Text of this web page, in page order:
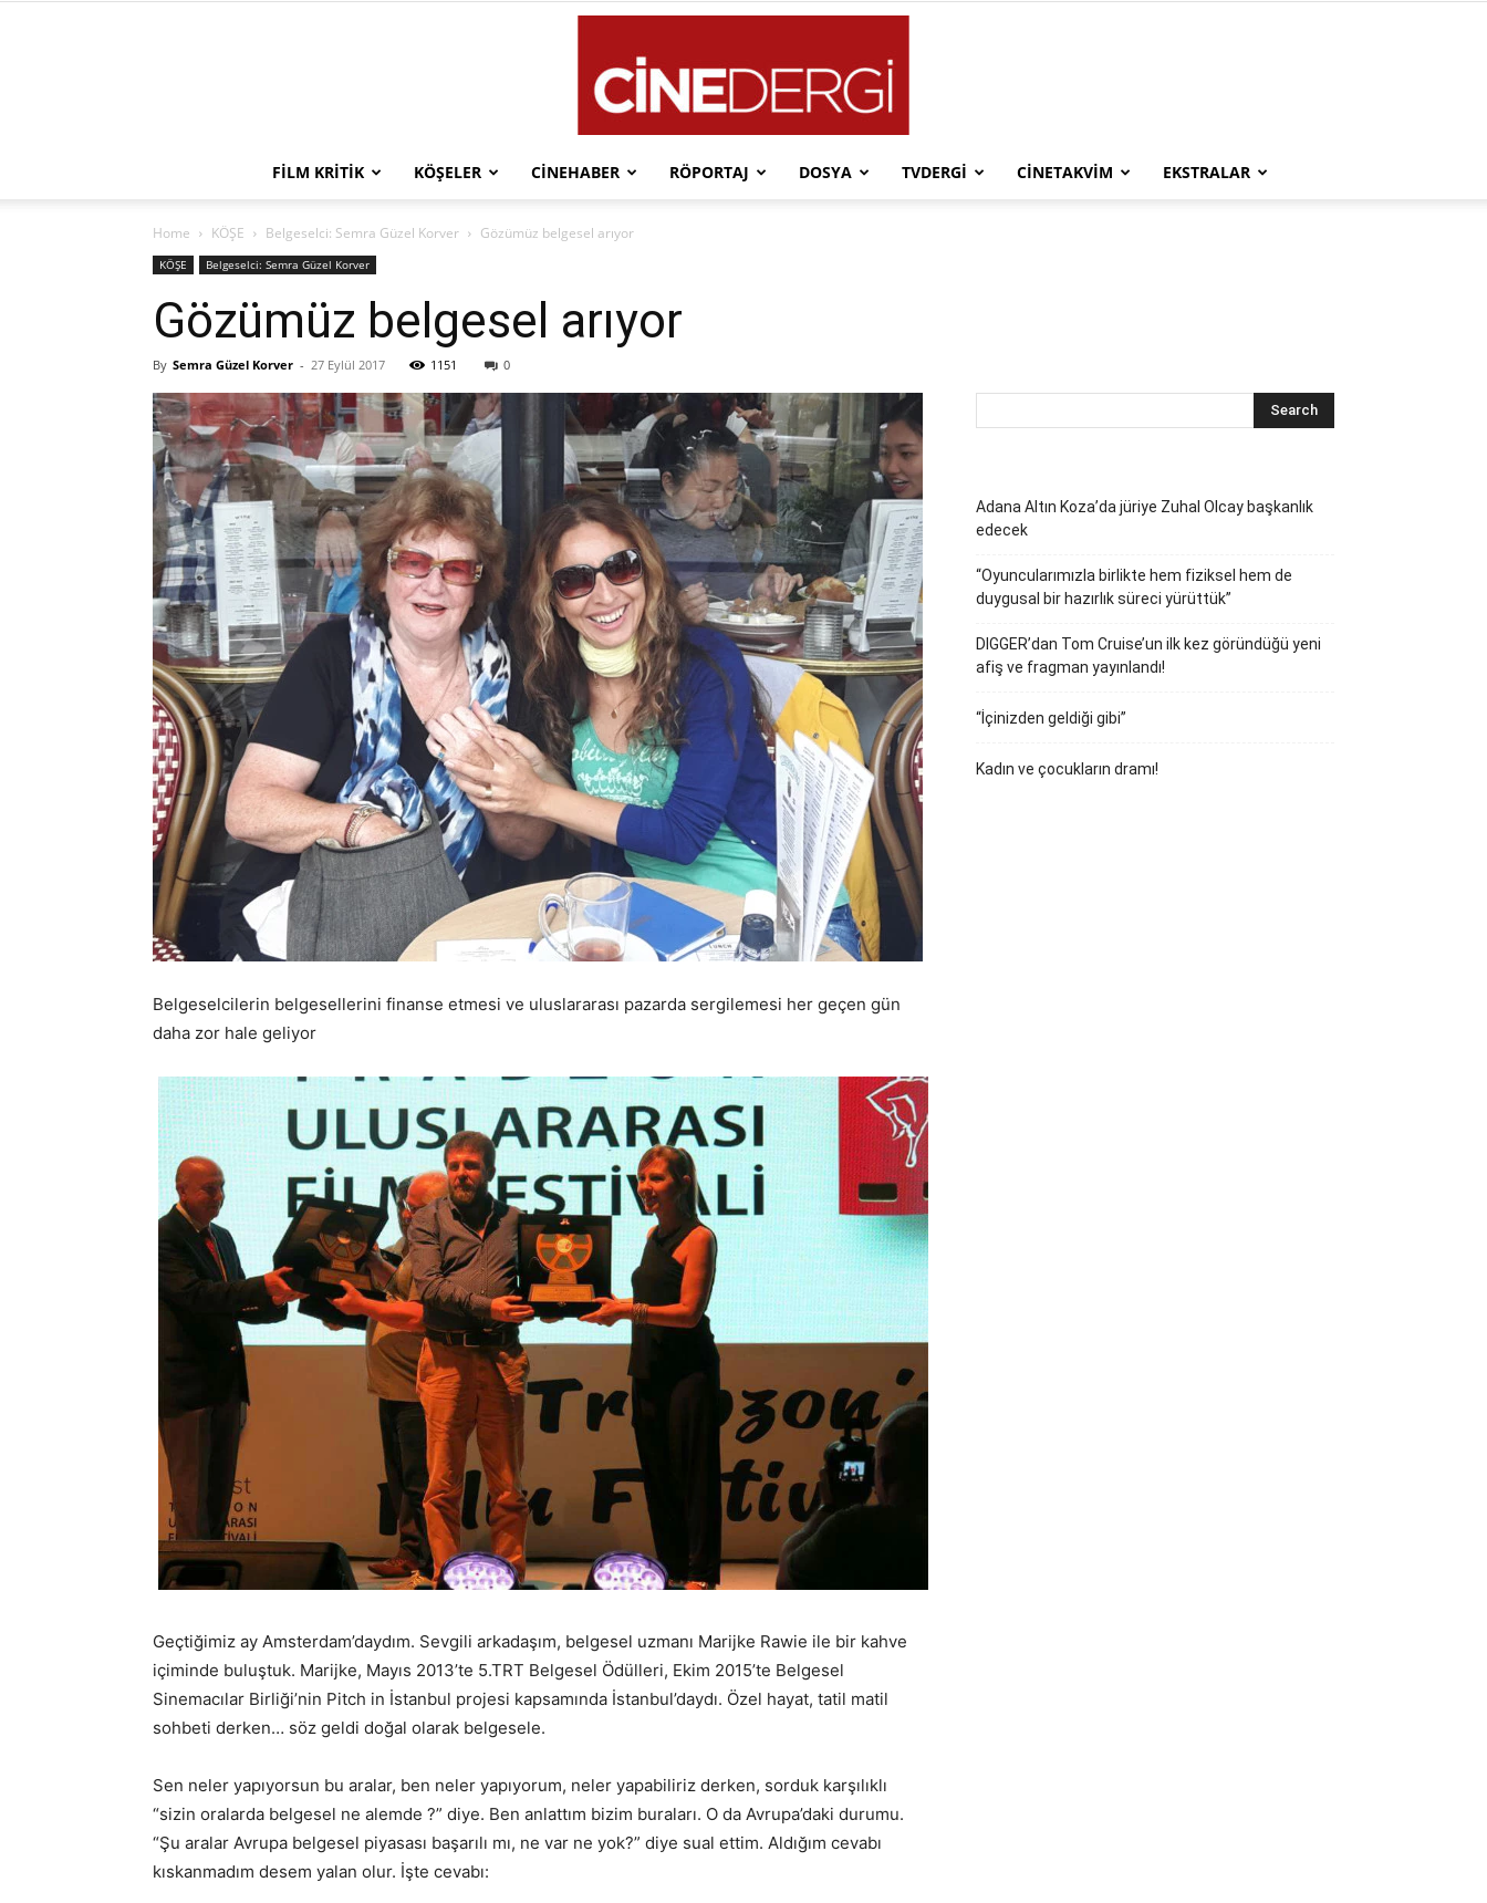
FILM KRITIK KÖŞELER CINEHABER RÖPORTAJ DOSYA TVDERGI CINETAKVIM EKSTRALAR
Home KÖŞE Belgeselci: Semra Güzel Korver Gözümüz belgesel arıyor
KÖŞE Belgeselci: Semra Güzel Korver
Gözümüz belgesel arıyor
By Semra Güzel Korver - 27 Eylül 2017 1151 0
Belgeselcilerin belgesellerini finanse etmesi ve uluslararası pazarda sergilemesi her geçen gün
daha zor hale geliyor
Geçtiğimiz ay Amsterdam’daydım. Sevgili arkadaşım, belgesel uzmanı Marijke Rawie ile bir kahve
içiminde buluştuk. Marijke, Mayıs 2013’te 5.TRT Belgesel Ödülleri, Ekim 2015’te Belgesel
Sinemacılar Birliği’nin Pitch in İstanbul projesi kapsamında İstanbul’daydı. Özel hayat, tatil matil
sohbeti derken… söz geldi doğal olarak belgesele.
Sen neler yapıyorsun bu aralar, ben neler yapıyorum, neler yapabiliriz derken, sorduk karşılıklı
“sizin oralarda belgesel ne alemde ?” diye. Ben anlattım bizim buraları. O da Avrupa’daki durumu.
“Şu aralar Avrupa belgesel piyasası başarılı mı, ne var ne yok?” diye sual ettim. Aldığım cevabı
kıskanmadım desem yalan olur. İşte cevabı:
Adana Altın Koza’da jüriye Zuhal Olcay başkanlık
edecek
“Oyuncularımızla birlikte hem fiziksel hem de
duygusal bir hazırlık süreci yürüttük”
DIGGER’dan Tom Cruise’un ilk kez göründüğü yeni
afiş ve fragman yayınlandı!
“İçinizden geldiği gibi”
Kadın ve çocukların dramı!